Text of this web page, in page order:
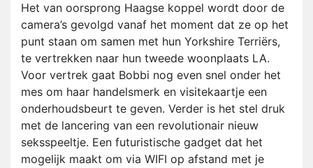
Het van oorsprong Haagse koppel wordt door de
camera’s gevolgd vanaf het moment dat ze op het
punt staan om samen met hun Yorkshire Terriërs,
te vertrekken naar hun tweede woonplaats LA.
Voor vertrek gaat Bobbi nog even snel onder het
mes om haar handelsmerk en visitekaartje een
onderhoudsbeurt te geven. Verder is het stel druk
met de lancering van een revolutionair nieuw
seksspeeltje. Een futuristische gadget dat het
mogelijk maakt om via WIFI op afstand met je